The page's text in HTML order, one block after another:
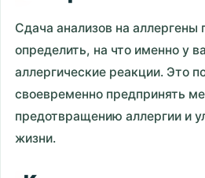
Сдача анализов на
определить, на что именно у
аллергические реакции. Это
своевременно предпринять
предотвращению аллергии и
жизни.